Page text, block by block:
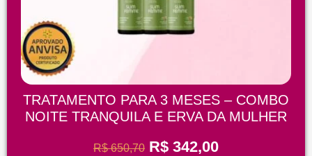
TRATAMENTO PARA 3 MESES – COMBO
NOITE TRANQUILA E ERVA DA MULHER
R$650,70 R$ 342,00